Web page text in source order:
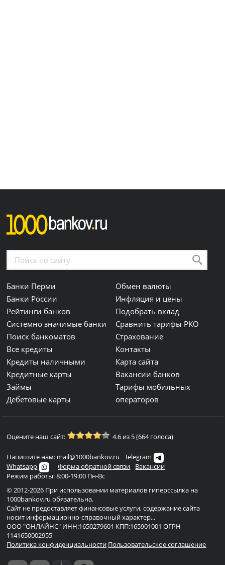
Банки Перми
Банки России
Рейтинги банков
Системно значимые банки
Поиск банкоматов
Все кредиты
Кредиты наличными
Кредитные карты
Займы
Дебетовые карты
Обмен валюты
Инфляция и цены
Подобрать вклад
Сравнить тарифы РКО
Страхование
Контакты
Карта сайта
Вакансии банков
Тарифы мобильных
операторов
Оцените наш сайт: 4.6 из 5 (664 голоса)
Напишите нам: mail@1000bankov.ru
Telegram
Whatsapp
Форма обратной связи
Вакансии
Режим работы: 8:00-19:00 Пн-Вс
© 2012-2026 При использовании материалов гиперссылка на
1000bankov.ru обязательна.
Сайт не предоставляет финансовые услуги, содержание сайта
носит информационно-справочный характер...
ООО "ОНЛАЙНС" ИНН:1650279601 КПП:165901001 ОГРН
1141650002955
Политика конфиденциальности Пользовательское соглашение